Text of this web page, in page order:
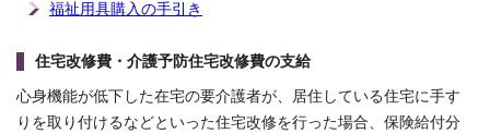
福祉用具購入の手引き
住宅改修費・介護予防住宅改修費の支給
心身機能が低下した在宅の要介護者が、居住している住宅に手す
りを取り付けるなどといった住宅改修を行った場合、保険給付分